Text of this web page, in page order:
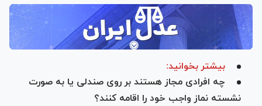
بیشتر بخوانید:
چه افرادی مجاز هستند بر روی صندلی یا به صورت
نشسته نماز واجب خود را اقامه کنند؟